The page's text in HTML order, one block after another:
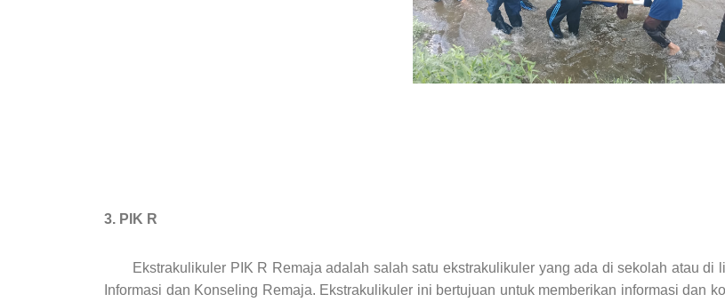
3. PIK R
Ekstrakulikuler PIK R Remaja adalah salah satu ekstrakulikuler yang ada di sekolah atau di
Informasi dan Konseling Remaja. Ekstrakulikuler ini bertujuan untuk memberikan informasi dan